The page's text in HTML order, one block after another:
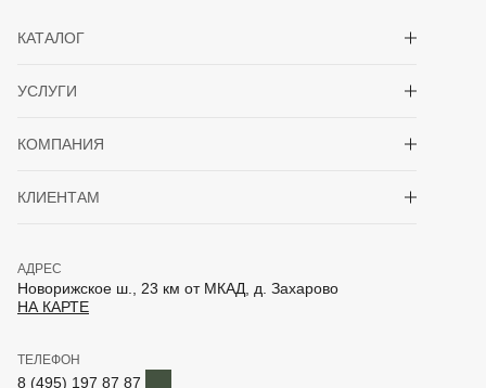
КАТАЛОГ
УСЛУГИ
КОМПАНИЯ
КЛИЕНТАМ
АДРЕС
Новорижское ш., 23 км от МКАД, д. Захарово
НА КАРТЕ
ТЕЛЕФОН
8 (495) 197 87 87